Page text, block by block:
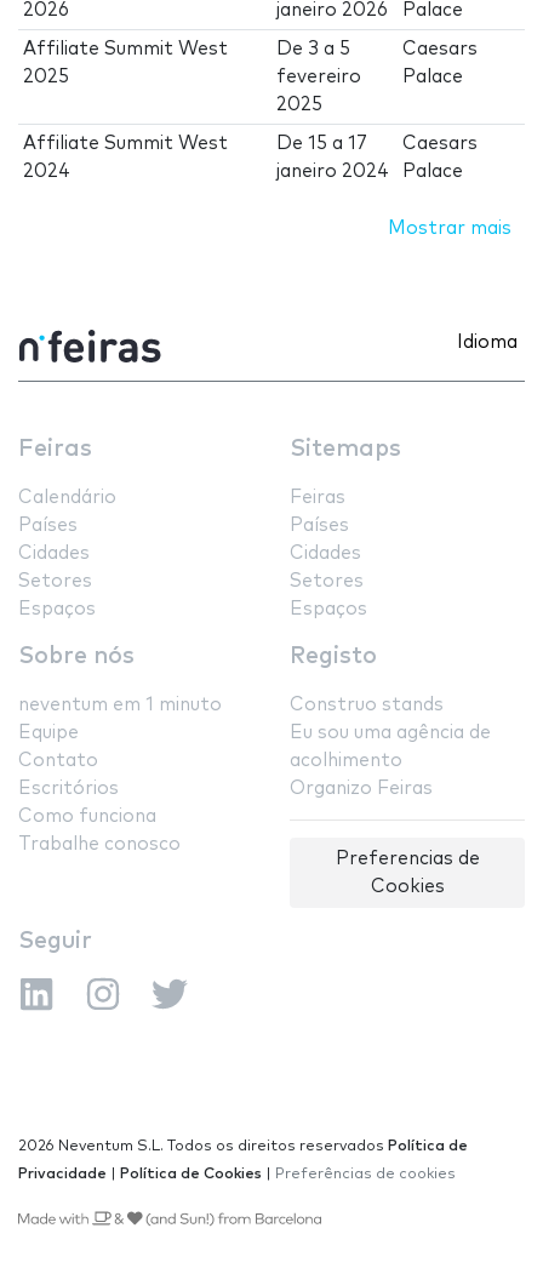
2026
janeiro 2026
Palace
Affiliate Summit West
2025
De 3 a 5
fevereiro
2025
Caesars
Palace
Affiliate Summit West
2024
De15 a17
janeiro 2024
Caesars
Palace
Mostrar mais
Idioma
Feiras
Calendário
Países
Cidades
Setores
Espaços
Sitemaps
Feiras
Países
Cidades
Setores
Espaços
Sobre nós
neventum em 1 minuto
Equipe
Contato
Escritórios
Como funciona
Trabalhe conosco
Registo
Construo stands
Eu sou uma agência de
acolhimento
Organizo Feiras
Preferencias de
Cookies
Seguir
2026 Neventum S.L. Todos os direitos reservados Política de
Privacidade
Política de Cookies Preferências de cookies